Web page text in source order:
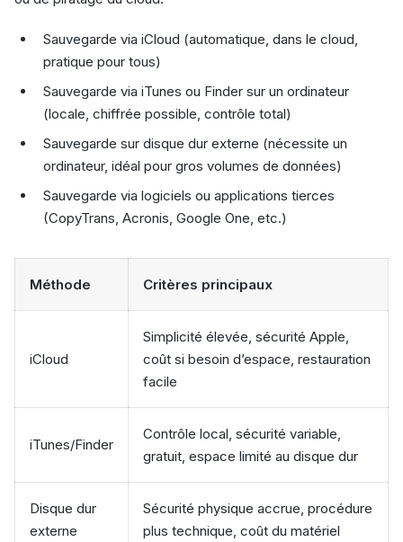
Sauvegarde via iCloud (automatique, dans le cloud,
pratique pour tous)
Sauvegarde via iTunes ou Finder sur un ordinateur
(locale, chiffrée possible, contrôle total)
Sauvegarde sur disque dur externe (nécessite un
ordinateur, idéal pour gros volumes de données)
Sauvegarde via logiciels ou applications tierces
(CopyTrans, Acronis, Google One, etc.)
Méthode Critères principaux
iCloud
Simplicité élevée, sécurité Apple,
coût si besoin d’espace, restauration
facile
iTunes/Finder
Contrôle local, sécurité variable,
gratuit, espace limité au disque dur
Disque dur
externe
Sécurité physique accrue, procédure
plus technique, coût du matériel